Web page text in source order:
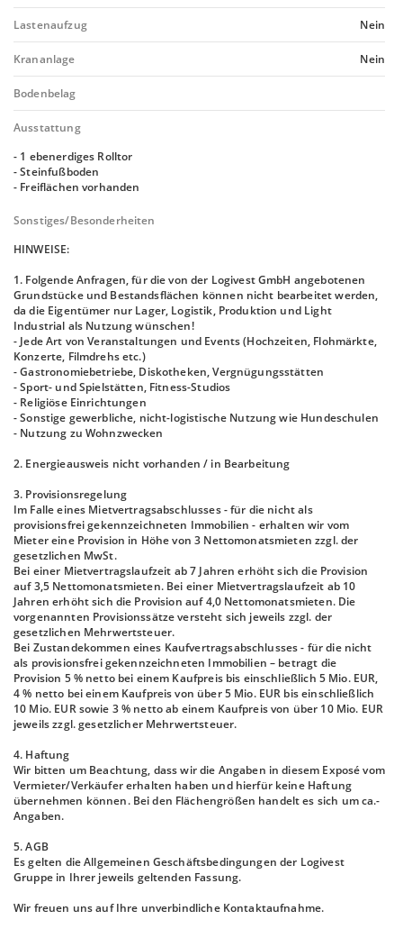
Lastenaufzug Nein
Krananlage Nein
Bodenbelag
Ausstattung
- 1 ebenerdiges Rolltor
- Steinfußboden
- Freiflächen vorhanden
Sonstiges/Besonderheiten
HINWEISE:
1. Folgende Anfragen, für die von der Logivest GmbH angebotenen
Grundstücke und Bestandsflächen können nicht bearbeitet werden,
da die Eigentümer nur Lager, Logistik, Produktion und Light
Industrial als Nutzung wünschen!
- Jede Art von Veranstaltungen und Events (Hochzeiten, Flohmärkte,
Konzerte, Filmdrehs etc.)
- Gastronomiebetriebe, Diskotheken, Vergnügungsstätten
- Sport- und Spielstätten, Fitness-Studios
- Religiöse Einrichtungen
- Sonstige gewerbliche, nicht-logistische Nutzung wie Hundeschulen
- Nutzung zu Wohnzwecken
2. Energieausweis nicht vorhanden / in Bearbeitung
3. Provisionsregelung
Im Falle eines Mietvertragsabschlusses - für die nicht als
provisionsfrei gekennzeichneten Immobilien - erhalten wir vom
Mieter eine Provision in Höhe von 3 Nettomonatsmieten zzgl. der
gesetzlichen MwSt.
Bei einer Mietvertragslaufzeit ab 7 Jahren erhöht sich die Provision
auf 3,5 Nettomonatsmieten. Bei einer Mietvertragslaufzeit ab 10
Jahren erhöht sich die Provision auf 4,0 Nettomonatsmieten. Die
vorgenannten Provisionssätze versteht sich jeweils zzgl. der
gesetzlichen Mehrwertsteuer.
Bei Zustandekommen eines Kaufvertragsabschlusses - für die nicht
als provisionsfrei gekennzeichneten Immobilien – betragt die
Provision 5 % netto bei einem Kaufpreis bis einschließlich 5 Mio. EUR,
4 % netto bei einem Kaufpreis von über 5 Mio. EUR bis einschließlich
10 Mio. EUR sowie 3 % netto ab einem Kaufpreis von über 10 Mio. EUR
jeweils zzgl. gesetzlicher Mehrwertsteuer.
4. Haftung
Wir bitten um Beachtung, dass wir die Angaben in diesem Exposé vom
Vermieter/Verkäufer erhalten haben und hierfür keine Haftung
übernehmen können. Bei den Flächengrößen handelt es sich um ca.-
Angaben.
5. AGB
Es gelten die Allgemeinen Geschäftsbedingungen der Logivest
Gruppe in Ihrer jeweils geltenden Fassung.
Wir freuen uns auf Ihre unverbindliche Kontaktaufnahme.